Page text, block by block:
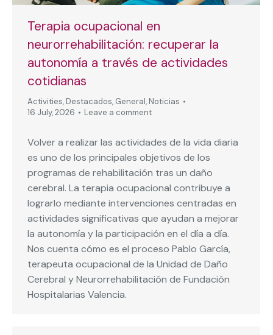
Terapia ocupacional en
neurorrehabilitación: recuperar la
autonomía a través de actividades
cotidianas
Activities, Destacados, General, Noticias
16 July, 2026
Leave a comment
Volver a realizar las actividades de la vida diaria
es uno de los principales objetivos de los
programas de rehabilitación tras un daño
cerebral. La terapia ocupacional contribuye a
lograrlo mediante intervenciones centradas en
actividades significativas que ayudan a mejorar
la autonomía y la participación en el día a día.
Nos cuenta cómo es el proceso Pablo García,
terapeuta ocupacional de la Unidad de Daño
Cerebral y Neurorrehabilitación de Fundación
Hospitalarias Valencia.